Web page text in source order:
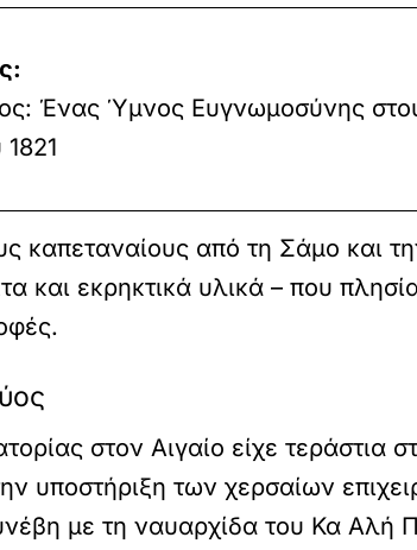
Ένας Ύμνος Ευγνωμοσύνης
καπεταναίους από τη Σάμο και
και εκρηκτικά υλικά – που
στον Αιγαίο είχε τεράστια
υποστήριξη των χερσαίων
με τη ναυαρχίδα του Κα Αλή